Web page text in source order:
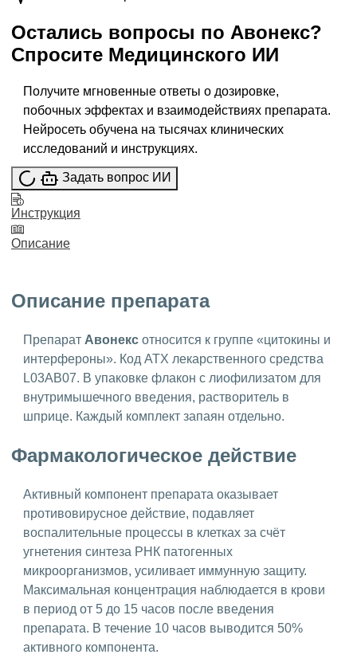
Остались вопросы по Авонекс?
Спросите Медицинского ИИ
Получите мгновенные ответы о дозировке,
побочных эффектах и взаимодействиях препарата.
Нейросеть обучена на тысячах клинических
исследований и инструкциях.
Задать вопрос ИИ
Инструкция
Описание
Описание препарата
Препарат Авонекс относится к группе «цитокины и
интерфероны». Код АТХ лекарственного средства
L03AB07. В упаковке флакон с лиофилизатом для
внутримышечного введения, растворитель в
шприце. Каждый комплект запаян отдельно.
Фармакологическое действие
Активный компонент препарата оказывает
противовирусное действие, подавляет
воспалительные процессы в клетках за счёт
угнетения синтеза РНК патогенных
микроорганизмов, усиливает иммунную защиту.
Максимальная концентрация наблюдается в крови
в период от 5 до 15 часов после введения
препарата. В течение 10 часов выводится 50%
активного компонента.